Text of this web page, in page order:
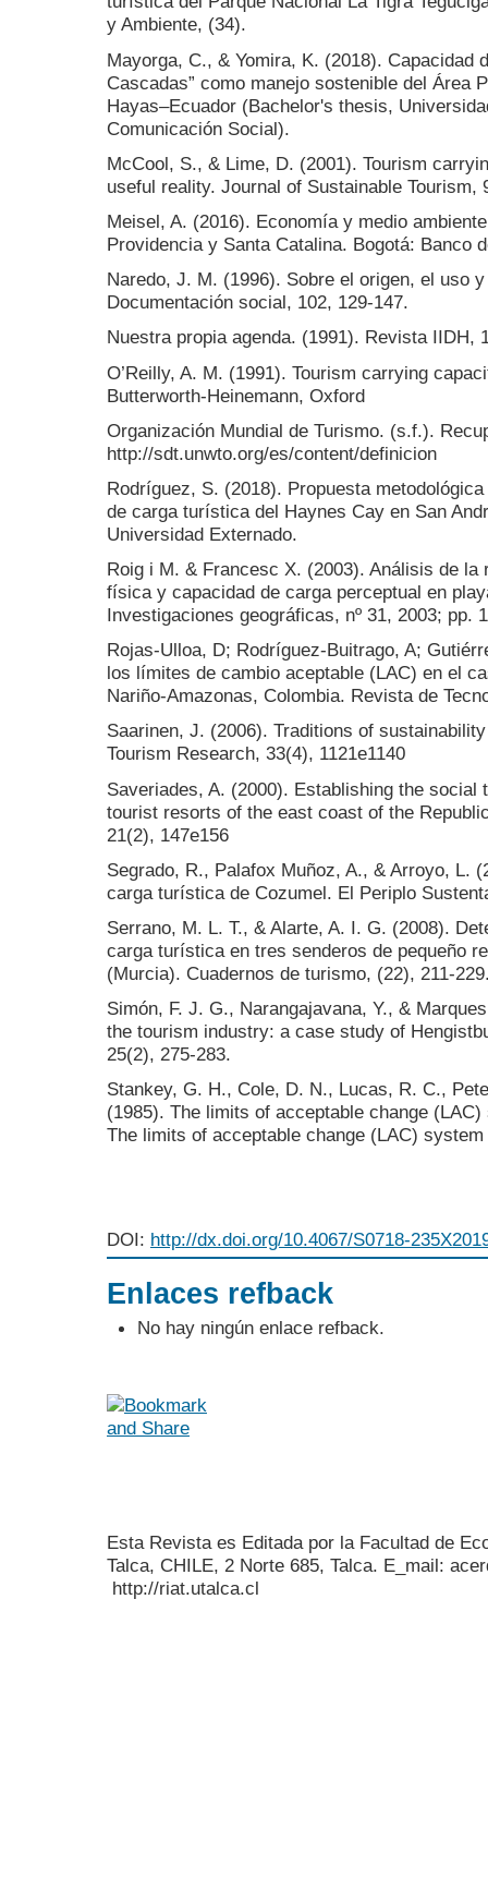
y Ambiente, (34).
Mayorga, C., & Yomira, K. (2018). Capacidad
Cascadas” como manejo sostenible del Área
Hayas–Ecuador (Bachelor's thesis,
Comunicación Social).
McCool, S., & Lime, D. (2001). Tourism
useful reality. Journal of Sustainable Tourism,
Meisel, A. (2016). Economía y medio
Providencia y Santa Catalina. Bogotá: Banco
Naredo, J. M. (1996). Sobre el origen, el uso
Documentación social, 102, 129-147.
Nuestra propia agenda. (1991). Revista IIDH,
O’Reilly, A. M. (1991). Tourism carrying
Butterworth-Heinemann, Oxford
Organización Mundial de Turismo. (s.f.).
http://sdt.unwto.org/es/content/definicion
Rodríguez, S. (2018). Propuesta
de carga turística del Haynes Cay en San
Universidad Externado.
Roig i M. & Francesc X. (2003). Análisis de la
física y capacidad de carga perceptual en
Investigaciones geográficas, nº 31, 2003; pp.
Rojas-Ulloa, D; Rodríguez-Buitrago, A;
los límites de cambio aceptable (LAC) en el
Nariño-Amazonas, Colombia. Revista de
Saarinen, J. (2006). Traditions of
Tourism Research, 33(4), 1121e1140
Saveriades, A. (2000). Establishing the
tourist resorts of the east coast of the
21(2), 147e156
Segrado, R., Palafox Muñoz, A., & Arroyo, L.
carga turística de Cozumel. El Periplo
Serrano, M. L. T., & Alarte, A. I. G. (2008).
carga turística en tres senderos de pequeño
(Murcia). Cuadernos de turismo, (22), 211-
Simón, F. J. G., Narangajavana, Y., &
the tourism industry: a case study of
25(2), 275-283.
Stankey, G. H., Cole, D. N., Lucas, R. C.,
(1985). The limits of acceptable change
The limits of acceptable change (LAC)
DOI: http://dx.doi.org/10.4067/S0718-
Enlaces refback
No hay ningún enlace refback.
Esta Revista es Editada por la Facultad de
Talca, CHILE, 2 Norte 685, Talca. E_mail:
http://riat.utalca.cl